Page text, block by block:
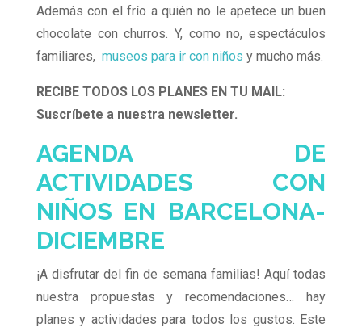
Además con el frío a quién no le apetece un buen
chocolate con churros. Y, como no, espectáculos
familiares, museos para ir con niños y mucho más.
RECIBE TODOS LOS PLANES EN TU MAIL:
Suscríbete a nuestra newsletter.
AGENDA DE
ACTIVIDADES CON
NIÑOS EN BARCELONA-
DICIEMBRE
¡A disfrutar del fin de semana familias! Aquí todas
nuestra propuestas y recomendaciones… hay
planes y actividades para todos los gustos. Este